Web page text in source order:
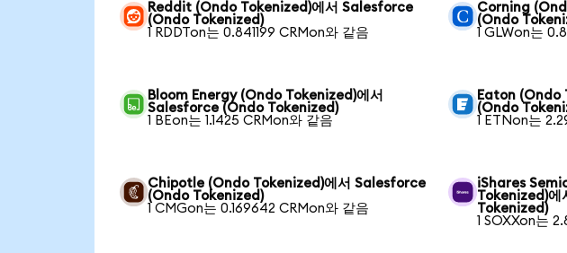
Reddit (Ondo Tokenized)에서 Salesforce
(Ondo Tokenized)
1 RDDTon는 0.841199 CRMon와 같음
Corning
(Ondo
1 GLWon는
Bloom Energy (Ondo Tokenized)에서
Salesforce (Ondo Tokenized)
1 BEon는 1.1425 CRMon와 같음
Eaton (Ondo
(Ondo
1 ETNon는
Chipotle (Ondo Tokenized)에서 Salesforce
(Ondo Tokenized)
1 CMGon는 0.169642 CRMon와 같음
iShares
Tokenized)
Tokenized)
1 SOXXon는